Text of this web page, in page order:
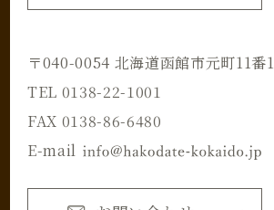
〒040-0054 北海道函館市元町11番
TEL 0138-22-1001
FAX 0138-86-6480
E-mail